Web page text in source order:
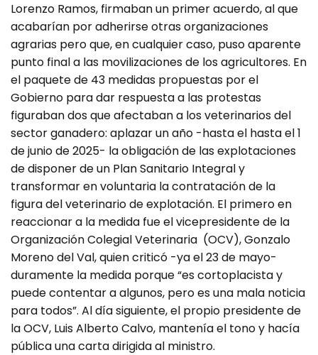
Lorenzo Ramos, firmaban un primer acuerdo, al que
acabarían por adherirse otras organizaciones
agrarias pero que, en cualquier caso, puso aparente
punto final a las movilizaciones de los agricultores. En
el paquete de 43 medidas propuestas por el
Gobierno para dar respuesta a las protestas
figuraban dos que afectaban a los veterinarios del
sector ganadero: aplazar un año -hasta el hasta el 1
de junio de 2025- la obligación de las explotaciones
de disponer de un Plan Sanitario Integral y
transformar en voluntaria la contratación de la
figura del veterinario de explotación. El primero en
reaccionar a la medida fue el vicepresidente de la
Organización Colegial Veterinaria (OCV), Gonzalo
Moreno del Val, quien criticó -ya el 23 de mayo-
duramente la medida porque “es cortoplacista y
puede contentar a algunos, pero es una mala noticia
para todos”. Al día siguiente, el propio presidente de
la OCV, Luis Alberto Calvo, mantenía el tono y hacía
pública una carta dirigida al ministro.